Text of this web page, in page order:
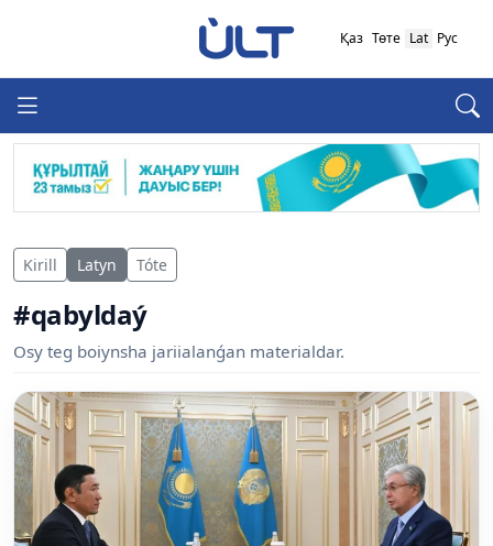
Қаз Төте Lat Рус
Kirill Latyn Tóte
#qabyldaý
Osy teg boiynsha jariialanǵan materialdar.